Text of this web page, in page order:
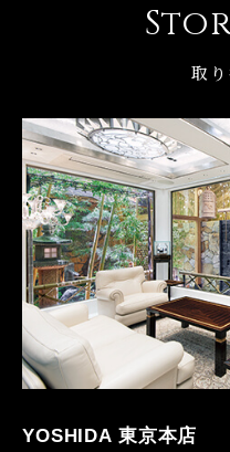
取
YOSHIDA 東京本店